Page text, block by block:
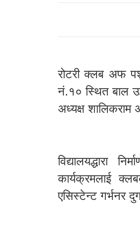
रोटरी क्लब अफ
नं.१० स्थित बाल
अध्यक्ष शालिकराम
विद्यालयद्धारा
कार्यक्रमलाई
एसिस्टेन्ट गर्भनर